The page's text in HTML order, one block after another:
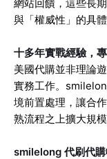
網站回饋，這些長
與「權威性」的具體
十多年實戰經驗，
美國代購並非理論
實務工作。
境前置處理，讓合
熟流程之上擴大規模
smilelong 代刷代